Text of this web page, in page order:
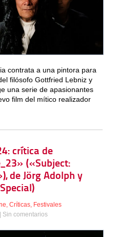
contrata a una pintora para
filósofo Gottfried Lebniz y
una serie de apasionantes
film del mítico realizador
crítica de
(«Subject:
de Jörg Adolph y
Críticas Festivales
Sin comentarios